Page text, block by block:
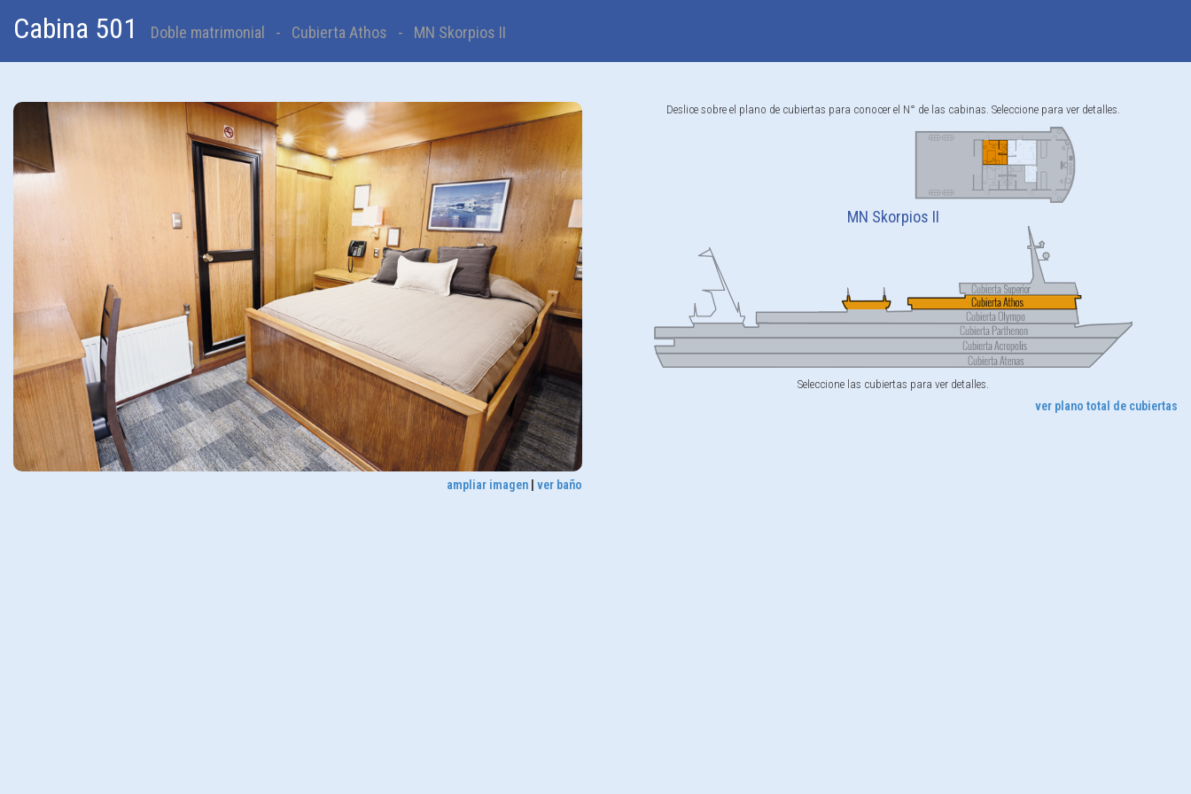
Cabina 501 Doble matrimonial - Cubierta Athos - MN Skorpios II
ampliar imagen ver baño
Deslice sobre el plano de cubiertas para conocer el N° de las cabinas. Seleccione para ver detalles.
MN Skorpios II
Seleccione las cubiertas para ver detalles.
ver plano total de cubiertas